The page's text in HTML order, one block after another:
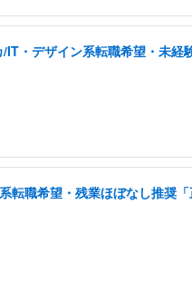
・デザイン系転職希望・未
職希望・残業ほぼなし推奨「